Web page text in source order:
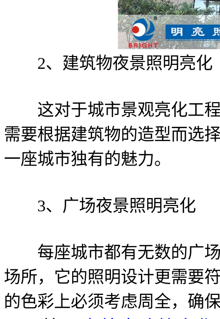
2、建筑物夜景照明亮化
这对于城市景观亮化工程
需要根据建筑物的造型而选
一座城市独有的魅力。
3、广场夜景照明亮化
每座城市都有无数的广场
场所，它的照明设计更需要
的色彩上必须考虑周全，确